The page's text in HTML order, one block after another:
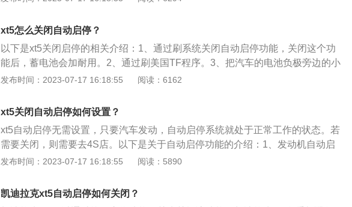
内空间表现，同时将跑车化的动感流线设计和大倾角挡风玻璃融入其中。3、XT5
采用了BFI一体式高强车架总成的设计理念，通过优化的框架设计、高效的材料
应用、创新的联接工艺，实现轻量化与高强度。
xt5怎么关闭自动启停？
以下是xt5关闭启停的相关介绍：1、通过刷系统关闭自动启停功能，关闭这个功
能后，蓄电池会加耐用。2、通过刷美国TF程序。3、把汽车的电池负极旁边的小
插头拔掉或是去4S店把系统隐藏掉。智能启停：电脑会根据踩刹车的频率，阶段
力回收系统电量低于空调消耗电量时，也不开始启停，保护电瓶，完全电脑控
发布时间：2023-07-17 16:18:55 阅读：6162
xt5关闭自动启停如何设置？
xt5自动启停无需设置，只要汽车发动，自动启停系统就处于正常工作的状态。若
需要关闭，则需要去4S店。以下是关于自动启停功能的介绍：1、发动机自动启
停：车辆行驶过程中临时停车的时候，自动熄火，当需要继续前进的时候，系统
STT智能节油系统是一套控制发动机启动和停止的系统。
发布时间：2023-07-17 16:18:55 阅读：5890
凯迪拉克xt5自动启停如何关闭？